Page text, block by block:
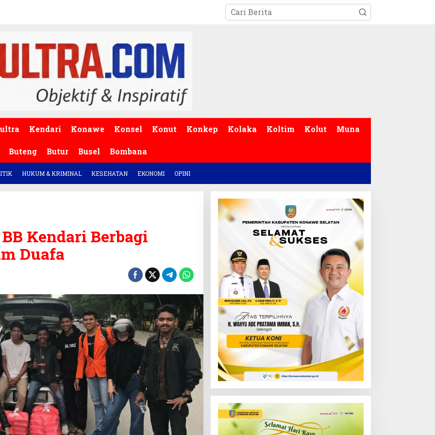
Kendari Konawe Konsel Konut Konkep Kolaka Koltim Kolut Muna
Buteng Butur Busel Bombana
HUKUM & KRIMINAL KESEHATAN EKONOMI OPINI
Kendari Berbagi
Duafa